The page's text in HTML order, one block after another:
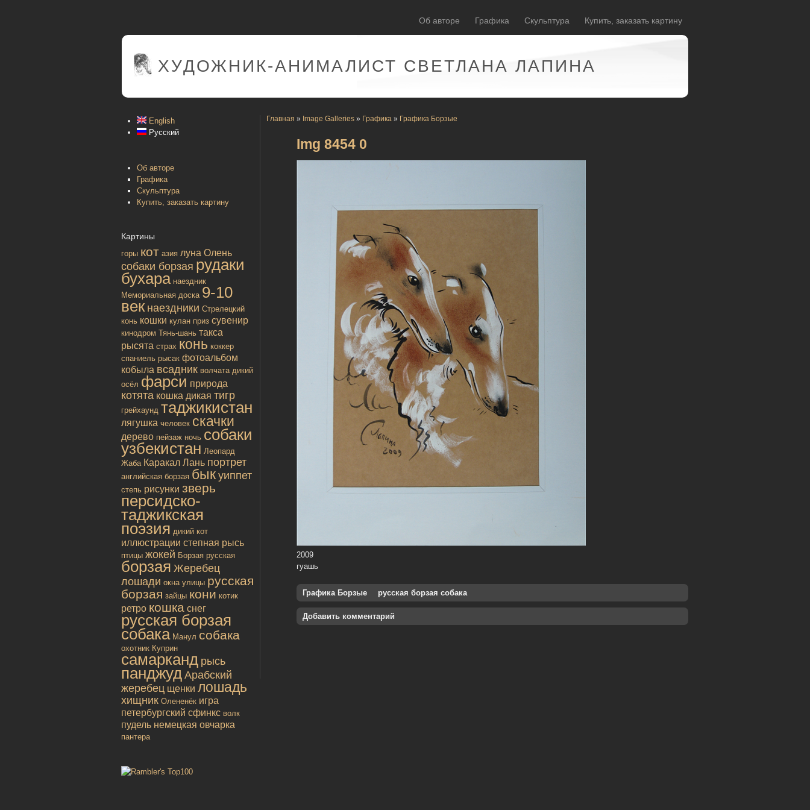
Об авторе Графика Скульптура Купить, заказать картину
ХУДОЖНИК-АНИМАЛИСТ СВЕТЛАНА ЛАПИНА
English
Русский
Об авторе
Графика
Скульптура
Купить, заказать картину
Картины
горы кот азия луна Олень
собаки борзая рудаки
бухара наездник
Мемориальная доска 9-10
век наездники Стрелецкий
конь кошки кулан приз сувенир
кинодром Тянь-шань такса
рысята страх конь коккер
спаниель рысак фотоальбом
кобыла всадник волчата дикий
осёл фарси природа
котята кошка дикая тигр
грейхаунд таджикистан
лягушка человек скачки
дерево пейзаж ночь собаки
узбекистан Леопард
Жаба Каракал Лань портрет
английская борзая бык уиппет
степь рисунки зверь
персидско-
таджикская
поэзия дикий кот
иллюстрации степная рысь
птицы жокей Борзая русская
борзая Жеребец
лошади окна улицы русская
борзая зайцы кони котик
ретро кошка снег
русская борзая
собака Манул собака
охотник Куприн
самарканд рысь
панджуд Арабский
жеребец щенки лошадь
хищник Олененёк игра
петербургский сфинкс волк
пудель немецкая овчарка
пантера
Главная » Image Galleries » Графика » Графика Борзые
Img 8454 0
2009
гуашь
Графика Борзые русская борзая собака
Добавить комментарий